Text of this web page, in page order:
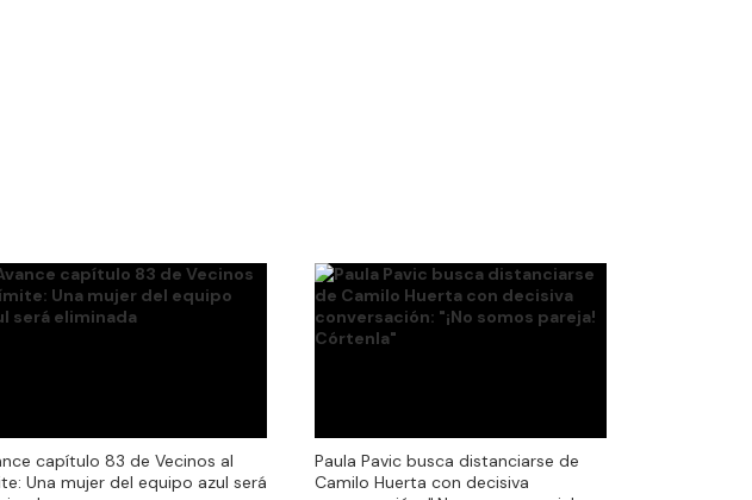
Una mujer del equipo azul será
capítulo 83 de Vecinos al
Una mujer del equipo azul será
Camilo Huerta con decisiva
conversación: "¡No somos pareja!
Paula Pavic busca distanciarse de
Camilo Huerta con decisiva